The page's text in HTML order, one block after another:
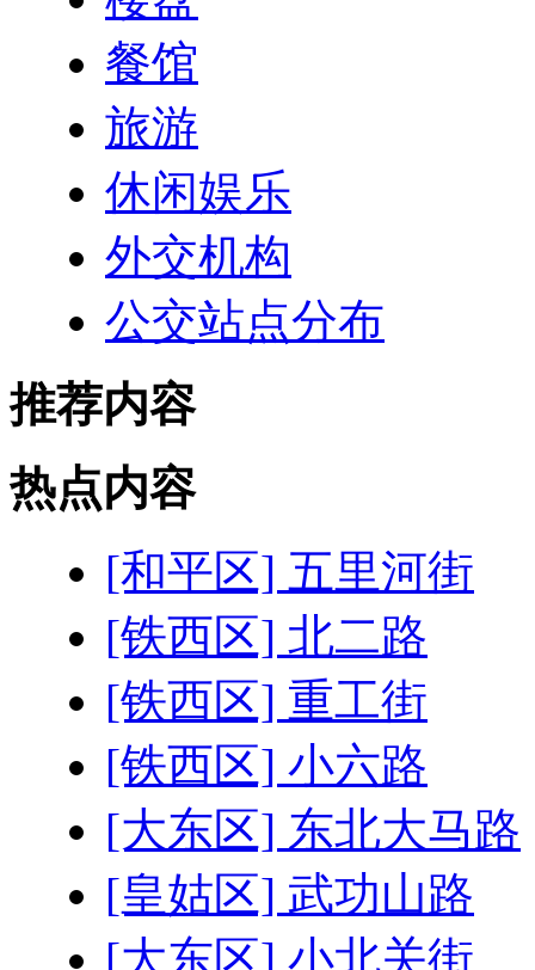
餐馆
旅游
休闲娱乐
外交机构
公交站点分布
推荐内容
热点内容
[和平区] 五里河街
[铁西区] 北二路
[铁西区] 重工街
[铁西区] 小六路
[大东区] 东北大马路
[皇姑区] 武功山路
[大东区] 小北关街